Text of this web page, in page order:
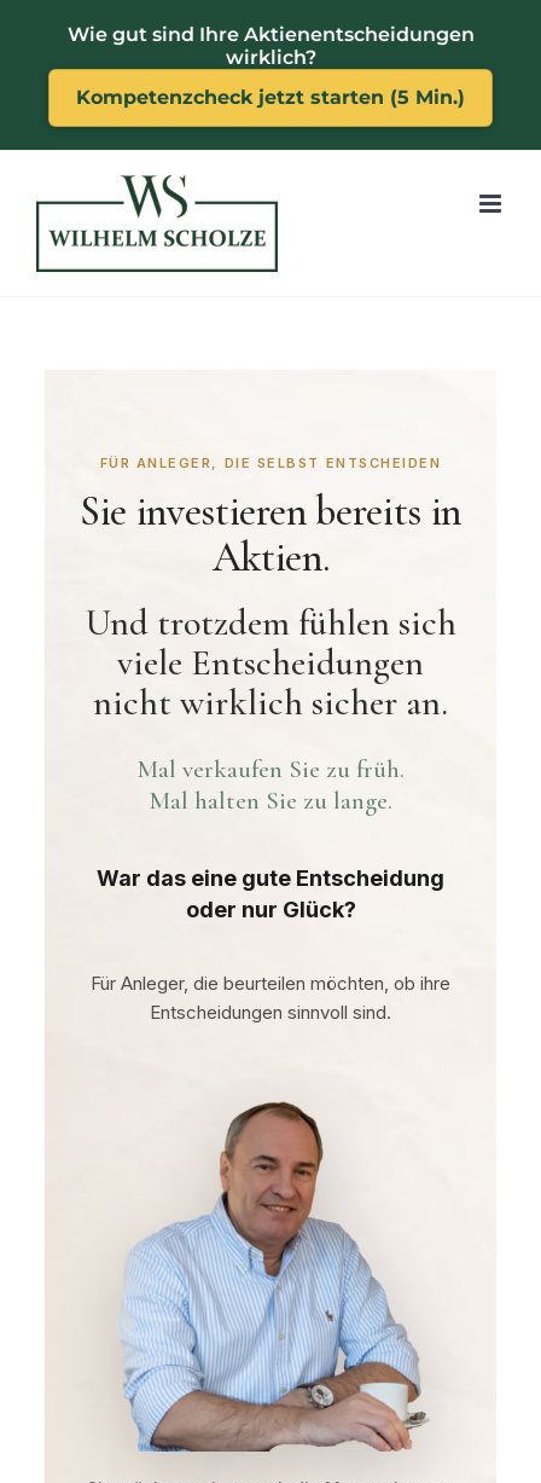
springen
Wie gut sind Ihre Aktienentscheidungen
wirklich?
Kompetenzcheck jetzt starten (5 Min.)
FÜR ANLEGER, DIE SELBST ENTSCHEIDEN
Sie investieren bereits in
Aktien.
Und trotzdem fühlen sich
viele Entscheidungen
nicht wirklich sicher an.
Mal verkaufen Sie zu früh.
Mal halten Sie zu lange.
War das eine gute Entscheidung
oder nur Glück?
Für Anleger, die beurteilen möchten, ob ihre
Entscheidungen sinnvoll sind.